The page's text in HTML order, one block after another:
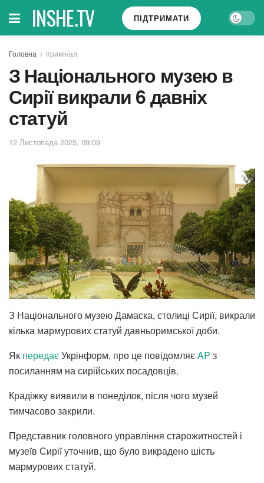
INSHE.TV ПІДТРИМАТИ
Головна Кримінал
З Національного музею в
Сирії викрали 6 давніх
статуй
12 Листопада 2025, 09:09
З Національного музею Дамаска, столиці Сирії, викрали
кілька мармурових статуй давньоримської доби.
Як передаєУкрінформ, про це повідомляєAP з
посиланням на сирійських посадовців.
Крадіжку виявили в понеділок, після чого музей
тимчасово закрили.
Представник головного управління старожитностей і
музеїв Сирії уточнив, що було викрадено шість
мармурових статуй.